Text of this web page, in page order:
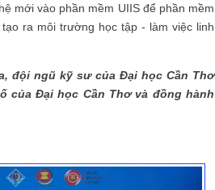
trị đại học (CUSC-UIIS)
tử (e-Office)
sự tiền lương (CUSC-HRM)
(CUSC-VSM)
tiện – Arena
tạo và máy học – ACN Pro
mới vào phần mềm UIIS để phần mềm
ra môi trường học tập - làm việc linh
đội ngũ kỹ sư của Đại học Cần Thơ
của Đại học Cần Thơ và đồng hành